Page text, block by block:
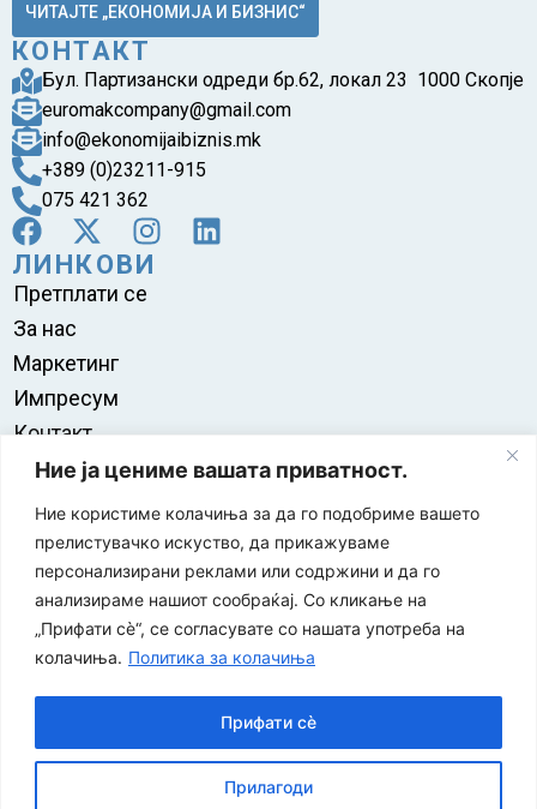
Ние ја цениме вашата приватност.
Ние користиме колачиња за да го подобриме вашето
прелистувачко искуство, да прикажуваме
персонализирани реклами или содржини и да го
анализираме нашиот сообраќај. Со кликање на
„Прифати сè“, се согласувате со нашата употреба на
колачиња. Политика за колачиња
Прилагоди
Прифати сè
ЧИТАЈТЕ „ЕКОНОМИЈА И БИЗНИС“
КОНТАКТ
Бул. Партизански одреди бр.62, локал 23 1000 Скопје
euromakcompany@gmail.com
info@ekonomijaibiznis.mk
+389 (0)23211-915
075 421 362
ЛИНКОВИ
Претплати се
За нас
Маркетинг
Импресум
Контакт
Правила на користење
за заштита на печатени медиуми